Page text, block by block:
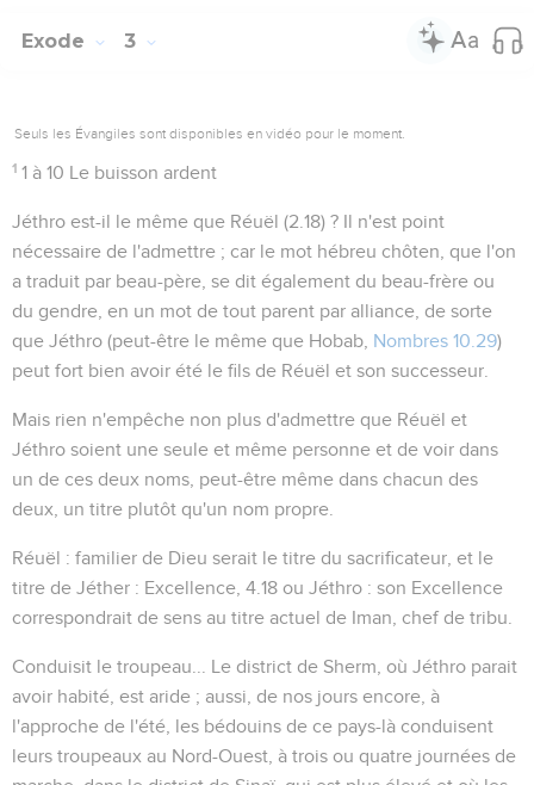
Exode 3
Seuls les Évangiles sont disponibles en vidéo pour le moment.
1 1 à 10 Le buisson ardent
Jéthro est-il le même que Réuël (2.18) ? Il n'est point
nécessaire de l'admettre ; car le mot hébreu chôten , que l'on
a traduit par beau-père , se dit également du beau-frère ou
du gendre, en un mot de tout parent par alliance, de sorte
que Jéthro (peut-être le même que Hobab, Nombres 10.29)
peut fort bien avoir été le fils de Réuël et son successeur.
Mais rien n'empêche non plus d'admettre que Réuël et
Jéthro soient une seule et même personne et de voir dans
un de ces deux noms, peut-être même dans chacun des
deux, un titre plutôt qu'un nom propre.
Réuël : familier de Dieu serait le titre du sacrificateur, et le
titre de Jéther : Excellence 4.18 ou Jéthro : son Excellence
correspondrait de sens au titre actuel de Iman , chef de tribu.
Conduisit le troupeau...
Le district de Sherm, où Jéthro parait
avoir habité, est aride ; aussi, de nos jours encore, à
l'approche de l'été, les bédouins de ce pays-là conduisent
leurs troupeaux au Nord-Ouest, à trois ou quatre journées de